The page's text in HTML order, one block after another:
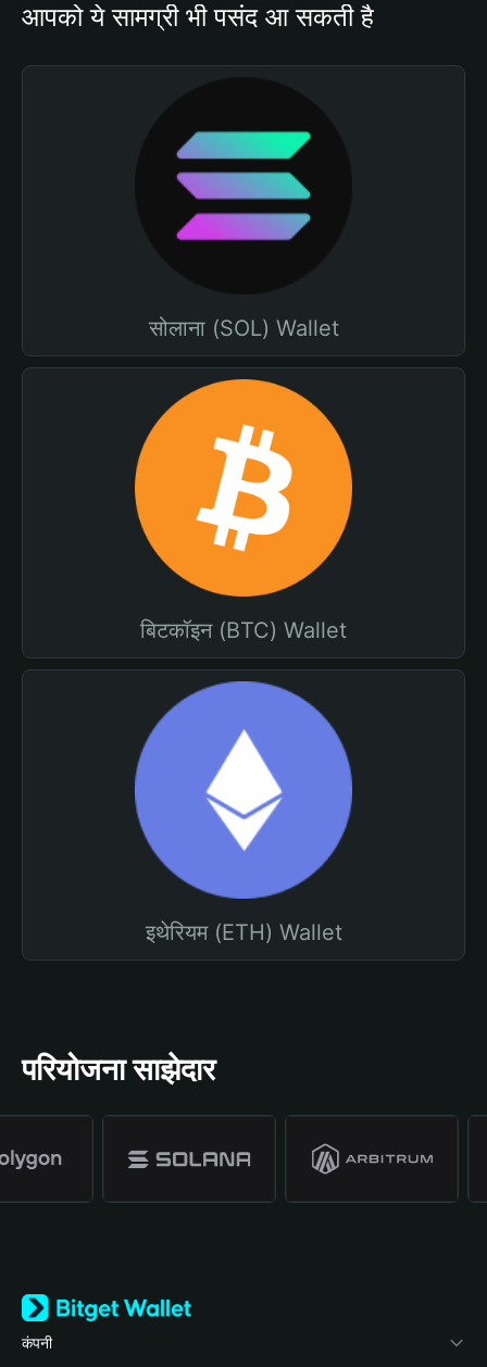
आपको ये सामग्री भी पसंद आ सकती है
सोलाना (SOL) Wallet
बिटकॉइन (BTC) Wallet
इथेरियम (ETH) Wallet
परियोजना साझेदार
कंपनी